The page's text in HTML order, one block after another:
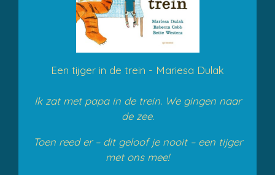
Een tijger in de trein - Mariesa Dulak
Ik zat met papa in de trein. We gingen naar
de zee.
Toen reed er – dit geloof je nooit – een tijger
met ons mee!